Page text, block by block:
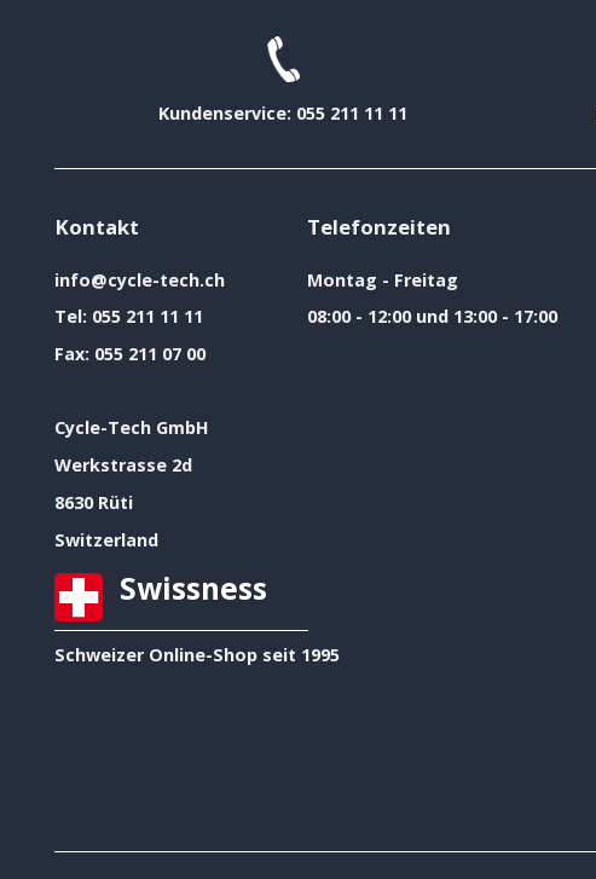
Kundenservice: 055 211 11 11
Kontakt
info@cycle-tech.ch
Tel: 055 211 11 11
Fax: 055 211 07 00
Cycle-Tech GmbH
Werkstrasse 2d
8630 Rüti
Switzerland
Telefonzeiten
Montag - Freitag
08:00 - 12:00 und 13:00 - 17:00
Swissness
Schweizer Online-Shop seit 1995